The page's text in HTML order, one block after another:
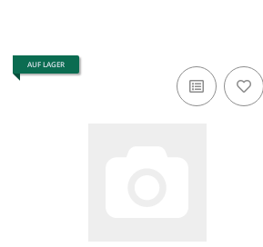
AUF LAGER